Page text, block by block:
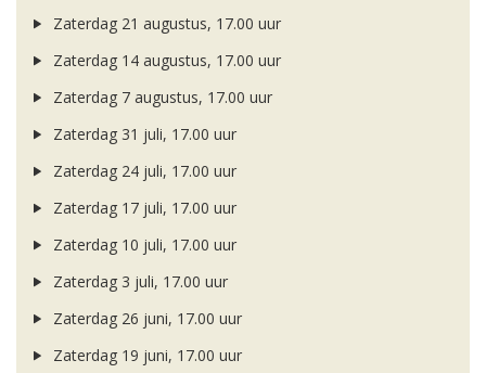
Zaterdag 21 augustus, 17.00 uur
Zaterdag 14 augustus, 17.00 uur
Zaterdag 7 augustus, 17.00 uur
Zaterdag 31 juli, 17.00 uur
Zaterdag 24 juli, 17.00 uur
Zaterdag 17 juli, 17.00 uur
Zaterdag 10 juli, 17.00 uur
Zaterdag 3 juli, 17.00 uur
Zaterdag 26 juni, 17.00 uur
Zaterdag 19 juni, 17.00 uur